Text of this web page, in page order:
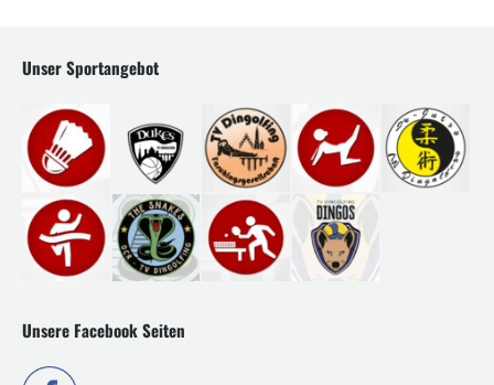
Unser Sportangebot
Unsere Facebook Seiten